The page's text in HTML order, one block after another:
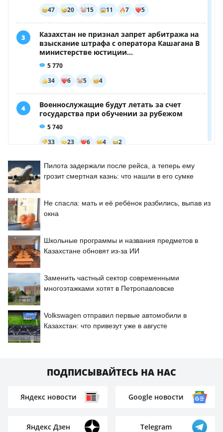
Пилота задержали после рейса, а теперь ему
грозит смертная казнь: что нашли в его сумке
Не спасла: мать и её ребёнок разбились, выпав из
окна
Школьные программы и названия предметов в
Казахстане обновят из-за ИИ
Заменить частный сектор современными
многоэтажками хотят в Петропавловске
Volkswagen отправил первые автомобили в
Казахстан: что привезут уже в августе
ПОДПИСЫВАЙТЕСЬ НА НАС
Яндекс новости Google новости
Яндекс Дзен Telegram